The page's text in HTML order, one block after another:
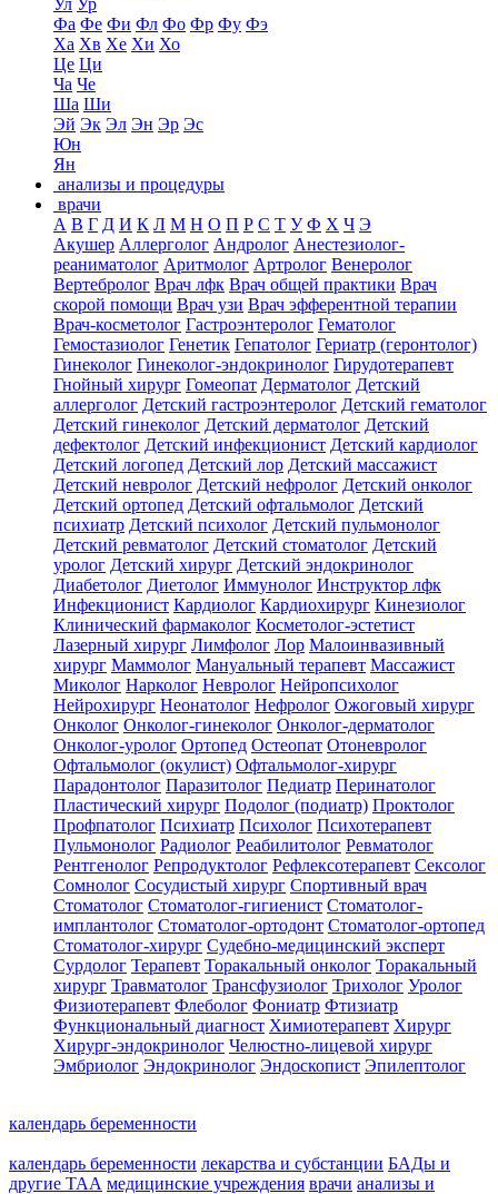
Ул Ур
Фа Фе Фи Фл Фо Фр Фу Фэ
Ха Хв Хе Хи Хо
Це Ци
Ча Че
Ша Ши
Эй Эк Эл Эн Эр Эс
Юн
Ян
анализы и процедуры
врачи
А В Г Д И К Л М Н О П Р С Т У Ф Х Ч Э
Акушер Аллерголог Андролог Анестезиолог-
реаниматолог Аритмолог Артролог Венеролог
Вертебролог Врач лфк Врач общей практики Врач
скорой помощи Врач узи Врач эфферентной терапии
Врач-косметолог Гастроэнтеролог Гематолог
Гемостазиолог Генетик Гепатолог Гериатр (геронтолог)
Гинеколог Гинеколог-эндокринолог Гирудотерапевт
Гнойный хирург Гомеопат Дерматолог Детский
аллерголог Детский гастроэнтеролог Детский гематолог
Детский гинеколог Детский дерматолог Детский
дефектолог Детский инфекционист Детский кардиолог
Детский логопед Детский лор Детский массажист
Детский невролог Детский нефролог Детский онколог
Детский ортопед Детский офтальмолог Детский
психиатр Детский психолог Детский пульмонолог
Детский ревматолог Детский стоматолог Детский
уролог Детский хирург Детский эндокринолог
Диабетолог Диетолог Иммунолог Инструктор лфк
Инфекционист Кардиолог Кардиохирург Кинезиолог
Клинический фармаколог Косметолог-эстетист
Лазерный хирург Лимфолог Лор Малоинвазивный
хирург Маммолог Мануальный терапевт Массажист
Миколог Нарколог Невролог Нейропсихолог
Нейрохирург Неонатолог Нефролог Ожоговый хирург
Онколог Онколог-гинеколог Онколог-дерматолог
Онколог-уролог Ортопед Остеопат Отоневролог
Офтальмолог (окулист) Офтальмолог-хирург
Парадонтолог Паразитолог Педиатр Перинатолог
Пластический хирург Подолог (подиатр) Проктолог
Профпатолог Психиатр Психолог Психотерапевт
Пульмонолог Радиолог Реабилитолог Ревматолог
Рентгенолог Репродуктолог Рефлексотерапевт Сексолог
Сомнолог Сосудистый хирург Спортивный врач
Стоматолог Стоматолог-гигиенист Стоматолог-
имплантолог Стоматолог-ортодонт Стоматолог-ортопед
Стоматолог-хирург Судебно-медицинский эксперт
Сурдолог Терапевт Торакальный онколог Торакальный
хирург Травматолог Трансфузиолог Трихолог Уролог
Физиотерапевт Флеболог Фониатр Фтизиатр
Функциональный диагност Химиотерапевт Хирург
Хирург-эндокринолог Челюстно-лицевой хирург
Эмбриолог Эндокринолог Эндоскопист Эпилептолог
календарь беременности
календарь беременности лекарства и субстанции БАДы и
другие ТАА медицинские учреждения врачи анализы и